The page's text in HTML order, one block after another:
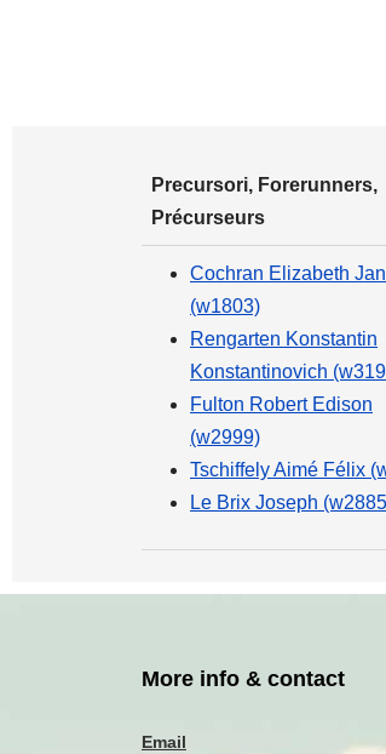
Precursori, Forerunners,
Précurseurs
Cochran Elizabeth
(w1803)
Rengarten Konstantin
Konstantinovich
Fulton Robert Edison
(w2999)
Tschiffely Aimé Félix
Le Brix Joseph
More info & contact
Email